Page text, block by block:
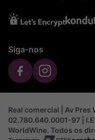
Siga-nos
Real comercial | Av Pres
02.780.640.0001-97 |
WorldWine. Todos os